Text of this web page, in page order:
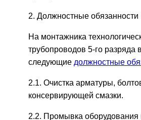
2. Должностные обязанности
На монтажника
трубопроводов 5-го разряда
следующие должностные
2.1. Очистка арматуры,
консервирующей смазки.
2.2. Промывка оборудования